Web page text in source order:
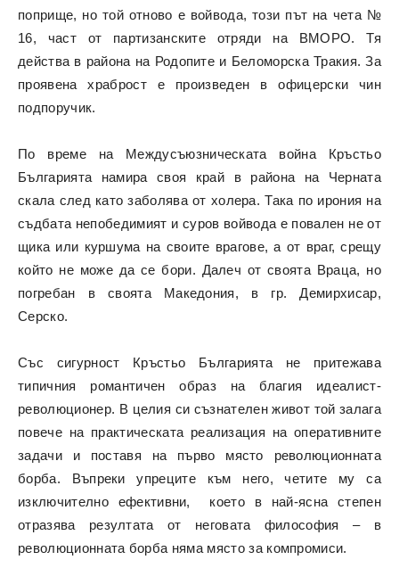
поприще, но той отново е войвода, този път на чета №
16, част от партизанските отряди на ВМОРО. Тя
действа в района на Родопите и Беломорска Тракия. За
проявена храброст е произведен в офицерски чин
подпоручик.
По време на Междусъюзническата война Кръстьо
Българията намира своя край в района на Черната
скала след като заболява от холера. Така по ирония на
съдбата непобедимият и суров войвода е повален не от
щика или куршума на своите врагове, а от враг, срещу
който не може да се бори. Далеч от своята Враца, но
погребан в своята Македония, в гр. Демирхисар,
Серско.
Със сигурност Кръстьо Българията не притежава
типичния романтичен образ на благия идеалист-
революционер. В целия си съзнателен живот той залага
повече на практическата реализация на оперативните
задачи и поставя на първо място революционната
борба. Въпреки упреците към него, четите му са
изключително ефективни, което в най-ясна степен
отразява резултата от неговата философия – в
революционната борба няма място за компромиси.